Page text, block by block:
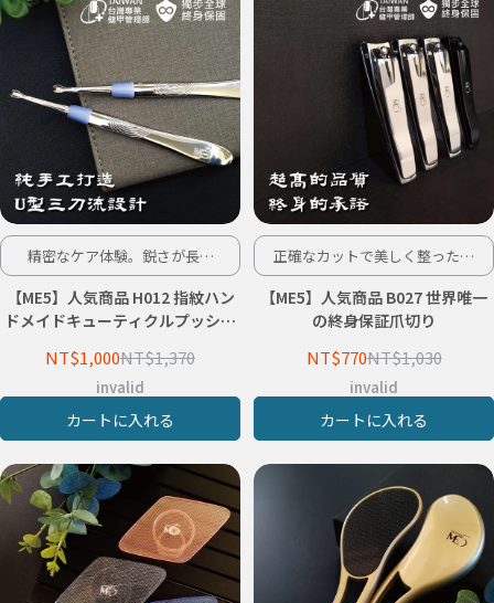
精密なケア体験。鋭さが長持
ち、安心の一生保証。
【ME5】人気商品 H012 指紋ハン
ドメイドキューティクルプッシャ
NT$1,000NT$1,370
invalid
カートに入れる
正確なカットで美しく整った爪
に！
【ME5】人気商品 B027 世界唯一
の終身保証爪切り
NT$770NT$1,030
invalid
カートに入れる